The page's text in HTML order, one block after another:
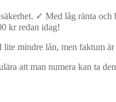
✓ Med låg ränta och
kr redan idag!
mindre lån, men faktum
att man numera kan ta